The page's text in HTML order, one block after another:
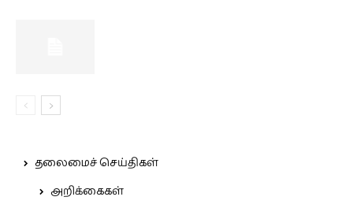
தலைமைச் செய்திகள்
அறிக்கைகள்